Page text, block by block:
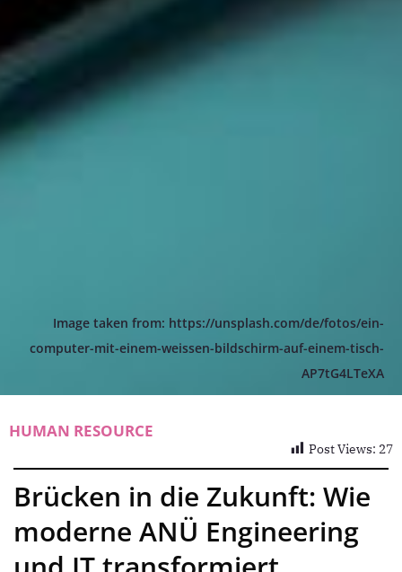
Image taken from: https://unsplash.com/de/fotos/ein-
computer-mit-einem-weissen-bildschirm-auf-einem-tisch-
AP7tG4LTeXA
HUMAN RESOURCE
Post Views: 27
Brücken in die Zukunft: Wie
moderne ANÜ Engineering